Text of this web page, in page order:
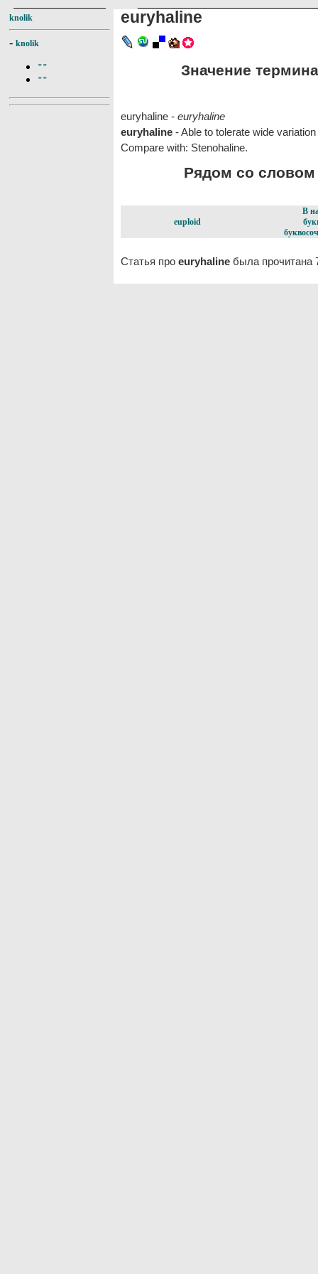
knolik
- knolik
""
""
euryhaline
Значение
euryhaline - euryhaline
euryhaline - Able to tolerate wide
Compare with: Stenohaline.
Рядом со
euploid
В
Статья про euryhaline была прочитана